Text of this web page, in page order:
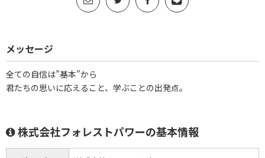
メッセージ
全ての自信は”基本”から
君たちの思いに応えること、学ぶことの出発点。
株式会社フォレストパワーの基本情報